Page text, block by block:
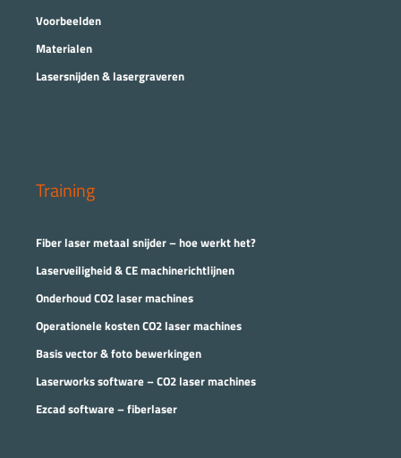
Voorbeelden
Materialen
Lasersnijden & lasergraveren
Training
Fiber laser metaal snijder – hoe werkt het?
Laserveiligheid & CE machinerichtlijnen
Onderhoud CO2 laser machines
Operationele kosten CO2 laser machines
Basis vector & foto bewerkingen
Laserworks software – CO2 laser machines
Ezcad software – fiberlaser